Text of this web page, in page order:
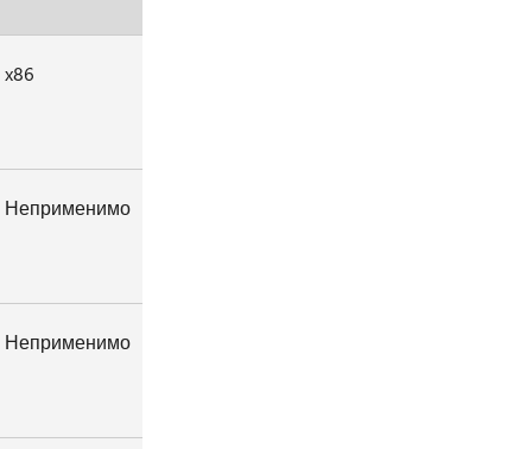
x86
Неприменимо
Неприменимо